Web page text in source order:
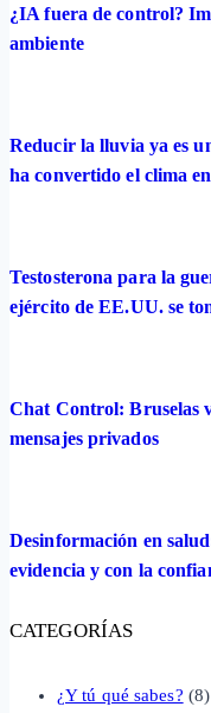
¿IA fuera de control?
ambiente
Reducir la lluvia ya es
ha convertido el clima
Testosterona para la
ejército de EE.UU. se
Chat Control: Bruselas
mensajes privados
Desinformación en
evidencia y con la
CATEGORÍAS
¿Y tú qué sabes? (8)